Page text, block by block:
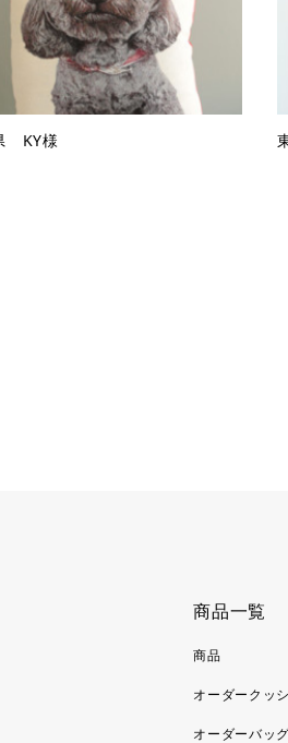
KY様
商品一覧
商品
オーダークッ
オーダーバッグ